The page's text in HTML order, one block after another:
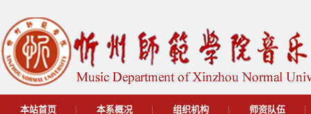
本站首页 本系概况 组织机构 师资队伍